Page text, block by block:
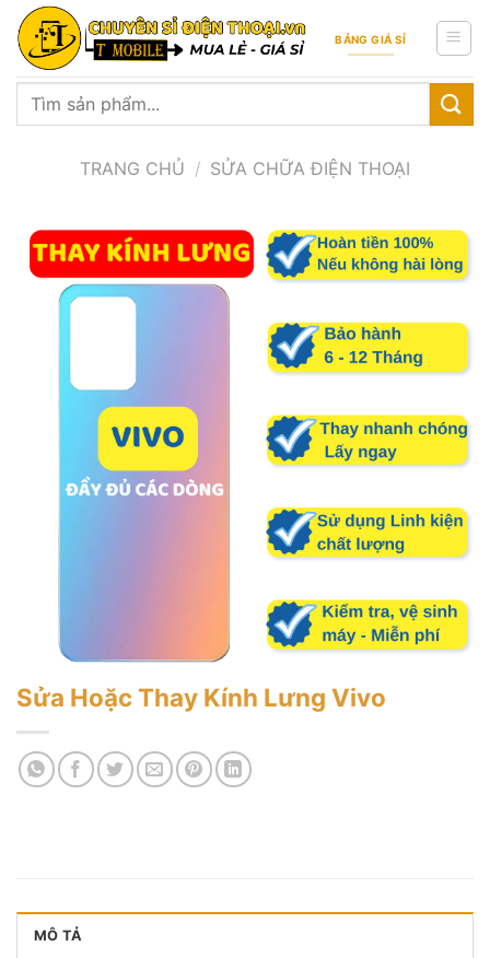
Skip
content
BẢNG GIÁ SỈ
Tìm
TRANG CHỦ / SỬA CHỮA ĐIỆN THOẠI
Sửa Hoặc Thay Kính Lưng Vivo
MÔ TẢ